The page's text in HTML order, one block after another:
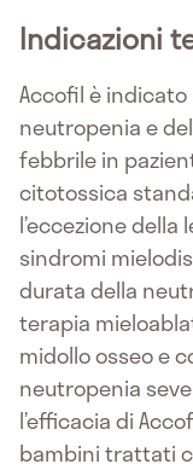
Indicazioni
Accofil è
neutropenia e
febbrile in
citotossica
l’eccezione
sindromi
durata della
terapia
midollo osseo e
neutropenia
l’efficacia di
bambini trattati